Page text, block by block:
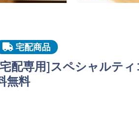
宅配商品
配専用]スペシャルテ
無料